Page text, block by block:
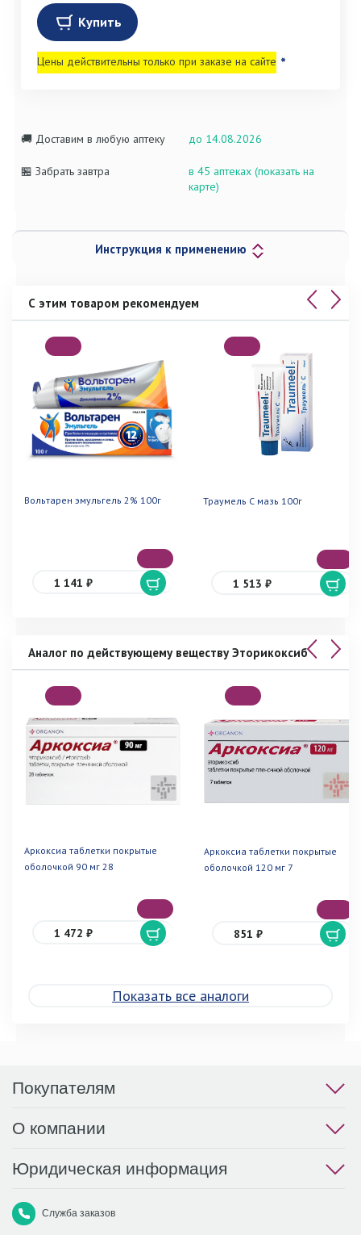
Купить
Цены действительны только при заказе на сайте *
🚚 Доставим в любую аптеку до 14.08.2026
🏪 Забрать завтра
в 45 аптеках (показать на
карте)
Инструкция к применению
С этим товаром рекомендуем
Вольтарен эмульгель 2% 100г
1 141 ₽
Траумель С мазь 100г
1 513 ₽
Аналог по действующему веществу Эторикоксиб
Аркоксиа таблетки покрытые
оболочкой 90 мг 28
1 472 ₽
Аркоксиа таблетки покрытые
оболочкой 120 мг 7
851 ₽
Показать все аналоги
Покупателям
О компании
Юридическая информация
Служба заказов